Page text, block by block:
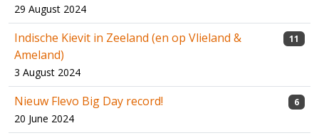
29 August 2024
Indische Kievit in Zeeland (en op Vlieland &
Ameland)
3 August 2024
11
Nieuw Flevo Big Day record!
20 June 2024
6